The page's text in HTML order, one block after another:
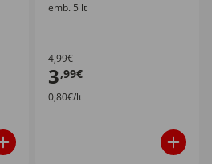
emb. 5 lt
4,99€
3,99€
0,80€/lt